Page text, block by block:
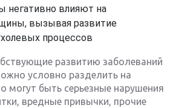
негативно влияют на
вызывая развитие
процессов
развитию заболеваний
условно разделить на
могут быть серьезные нарушения
вредные привычки, прочие